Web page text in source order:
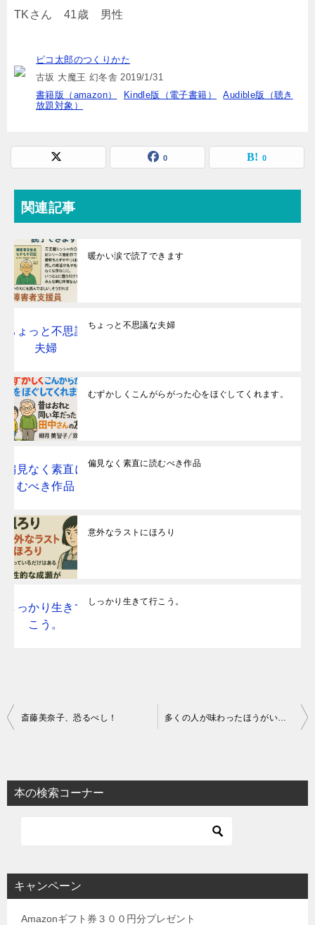
TKさん 41歳 男性
ピコ太郎のつくりかた
古坂 大魔王 幻冬舎 2019/1/31
書籍版（amazon）
Kindle版（電子書籍）
Audible版（聴き
放題対象）
0 0
関連記事
暖かい涙で読了できます
ちょっと不思議な夫婦
むずかしくこんがらがった心をほぐしてくれます。
偏見なく素直に読むべき作品
意外なラストにほろり
しっかり生きて行こう。
投
ビ
ゲ
ョ
ン
斎藤美奈子、恐るべし！ 多くの人が味わったほうがいい衝撃
本の検索コーナー
キャンペーン
Amazonギフト券３００円分プレゼント